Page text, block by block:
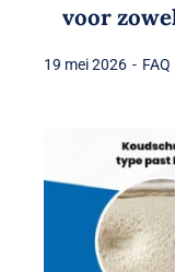
voor
19 mei 2026 - FAQ